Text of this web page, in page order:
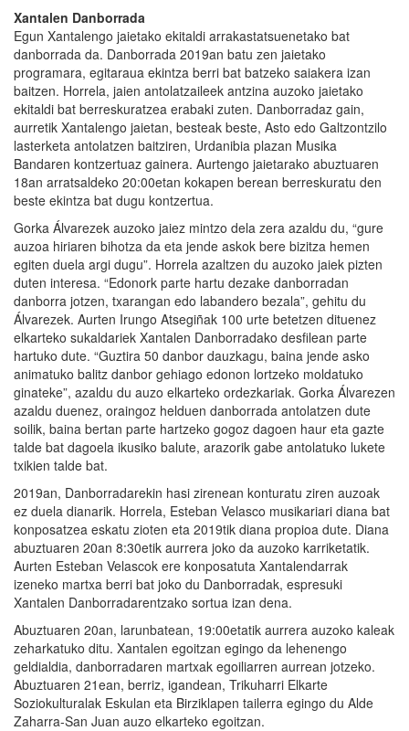
Xantalen Danborrada
Egun Xantalengo jaietako ekitaldi arrakastatsuenetako bat
danborrada da. Danborrada 2019an batu zen jaietako
programara, egitaraua ekintza berri bat batzeko saiakera izan
baitzen. Horrela, jaien antolatzaileek antzina auzoko jaietako
ekitaldi bat berreskuratzea erabaki zuten. Danborradaz gain,
aurretik Xantalengo jaietan, besteak beste, Asto edo Galtzontzilo
lasterketa antolatzen baitziren, Urdanibia plazan Musika
Bandaren kontzertuaz gainera. Aurtengo jaietarako abuztuaren
18an arratsaldeko 20:00etan kokapen berean berreskuratu den
beste ekintza bat dugu kontzertua.
Gorka Álvarezek auzoko jaiez mintzo dela zera azaldu du, “gure
auzoa hiriaren bihotza da eta jende askok bere bizitza hemen
egiten duela argi dugu”. Horrela azaltzen du auzoko jaiek pizten
duten interesa. “Edonork parte hartu dezake danborradan
danborra jotzen, txarangan edo labandero bezala”, gehitu du
Álvarezek. Aurten Irungo Atsegiñak 100 urte betetzen dituenez
elkarteko sukaldariek Xantalen Danborradako desfilean parte
hartuko dute. “Guztira 50 danbor dauzkagu, baina jende asko
animatuko balitz danbor gehiago edonon lortzeko moldatuko
ginateke”, azaldu du auzo elkarteko ordezkariak. Gorka Álvarezen
azaldu duenez, oraingoz helduen danborrada antolatzen dute
soilik, baina bertan parte hartzeko gogoz dagoen haur eta gazte
talde bat dagoela ikusiko balute, arazorik gabe antolatuko lukete
txikien talde bat.
2019an, Danborradarekin hasi zirenean konturatu ziren auzoak
ez duela dianarik. Horrela, Esteban Velasco musikariari diana bat
konposatzea eskatu zioten eta 2019tik diana propioa dute. Diana
abuztuaren 20an 8:30etik aurrera joko da auzoko karriketatik.
Aurten Esteban Velascok ere konposatuta Xantalendarrak
izeneko martxa berri bat joko du Danborradak, espresuki
Xantalen Danborradarentzako sortua izan dena.
Abuztuaren 20an, larunbatean, 19:00etatik aurrera auzoko kaleak
zeharkatuko ditu. Xantalen egoitzan egingo da lehenengo
geldialdia, danborradaren martxak egoiliarren aurrean jotzeko.
Abuztuaren 21ean, berriz, igandean, Trikuharri Elkarte
Soziokulturalak Eskulan eta Birziklapen tailerra egingo du Alde
Zaharra-San Juan auzo elkarteko egoitzan.